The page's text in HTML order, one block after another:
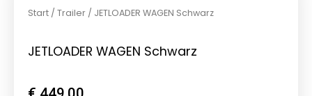
Start / Trailer / JETLOADER WAGEN Schwarz
JETLOADER WAGEN Schwarz